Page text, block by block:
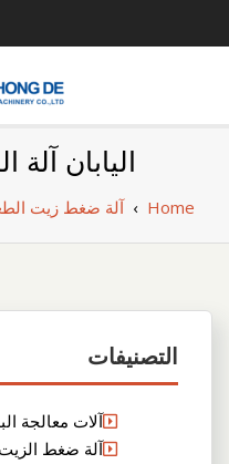
اليابان آلة
Home
›آلة ضغط زيت
التصنيفات
آلات معالجة
آلة ضغط الزيت